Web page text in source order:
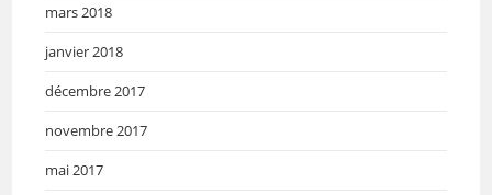
mars 2018
janvier 2018
décembre 2017
novembre 2017
mai 2017